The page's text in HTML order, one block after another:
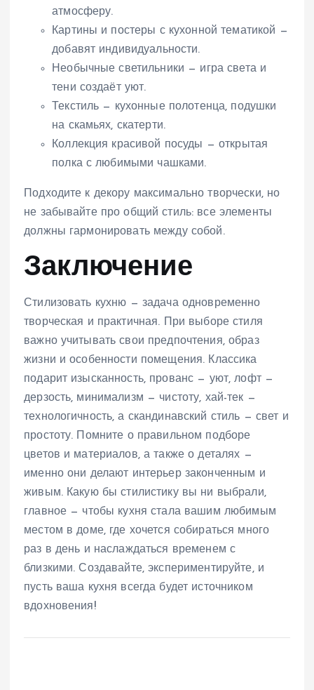
атмосферу.
Картины и постеры с кухонной тематикой —
добавят индивидуальности.
Необычные светильники — игра света и
тени создаёт уют.
Текстиль — кухонные полотенца, подушки
на скамьях, скатерти.
Коллекция красивой посуды — открытая
полка с любимыми чашками.
Подходите к декору максимально творчески, но
не забывайте про общий стиль: все элементы
должны гармонировать между собой.
Заключение
Стилизовать кухню — задача одновременно
творческая и практичная. При выборе стиля
важно учитывать свои предпочтения, образ
жизни и особенности помещения. Классика
подарит изысканность, прованс — уют, лофт —
дерзость, минимализм — чистоту, хай-тек —
технологичность, а скандинавский стиль — свет и
простоту. Помните о правильном подборе
цветов и материалов, а также о деталях —
именно они делают интерьер законченным и
живым. Какую бы стилистику вы ни выбрали,
главное — чтобы кухня стала вашим любимым
местом в доме, где хочется собираться много
раз в день и наслаждаться временем с
близкими. Создавайте, экспериментируйте, и
пусть ваша кухня всегда будет источником
вдохновения!